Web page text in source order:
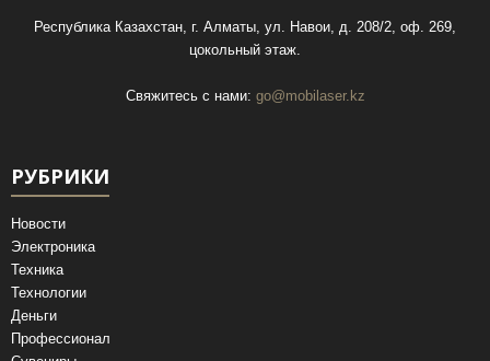
Республика Казахстан, г. Алматы, ул. Навои, д. 208/2, оф. 269,
цокольный этаж.
Свяжитесь с нами: go@mobilaser.kz
РУБРИКИ
Новости
Электроника
Техника
Технологии
Деньги
Профессионал